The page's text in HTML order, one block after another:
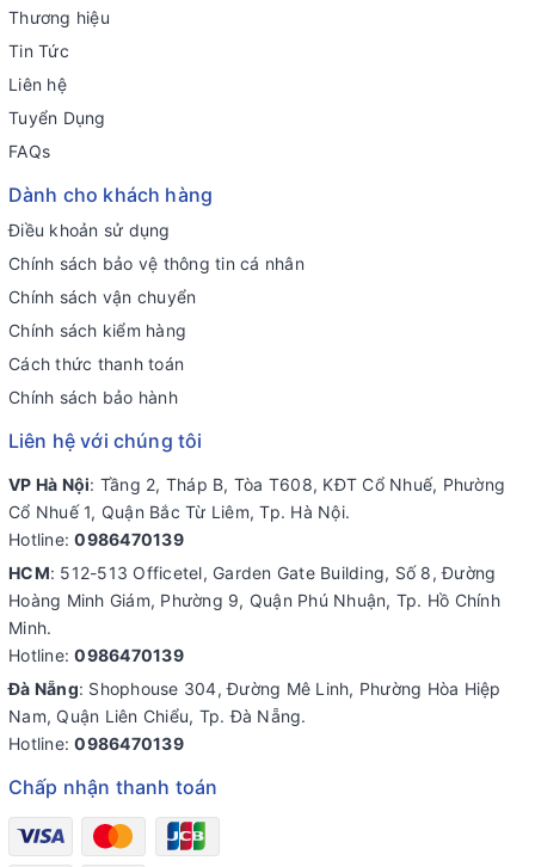
Thương hiệu
Tin Tức
Liên hệ
Tuyển Dụng
FAQs
Dành cho khách hàng
Điều khoản sử dụng
Chính sách bảo vệ thông tin cá nhân
Chính sách vận chuyển
Chính sách kiểm hàng
Cách thức thanh toán
Chính sách bảo hành
Liên hệ với chúng tôi
VP Hà Nội: Tầng 2, Tháp B, Tòa T608, KĐT Cổ Nhuế, Phường
Cổ Nhuế 1, Quận Bắc Từ Liêm, Tp. Hà Nội.
Hotline:0986470139
HCM: 512-513 Officetel, Garden Gate Building, Số 8, Đường
Hoàng Minh Giám, Phường 9, Quận Phú Nhuận, Tp. Hồ Chính
Minh.
Hotline:0986470139
Đà Nẵng: Shophouse 304, Đường Mê Linh, Phường Hòa Hiệp
Nam, Quận Liên Chiểu, Tp. Đà Nẵng.
Hotline:0986470139
Chấp nhận thanh toán